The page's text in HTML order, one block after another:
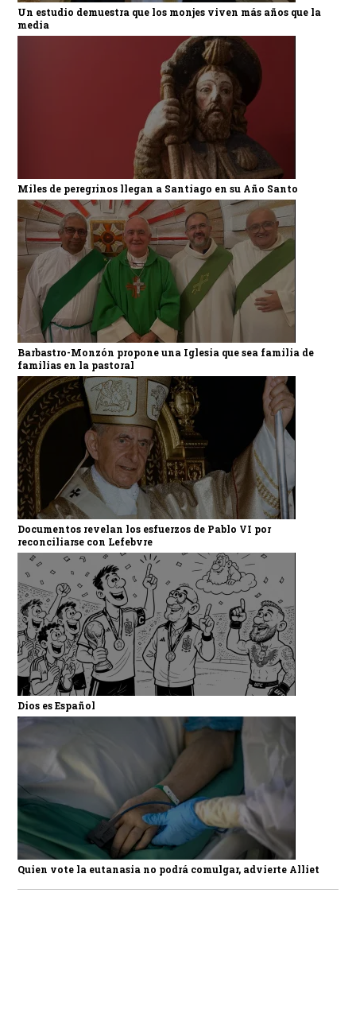
Un estudio demuestra que los monjes viven más años que la
media
Miles de peregrinos llegan a Santiago en su Año Santo
Barbastro-Monzón propone una Iglesia que sea familia de
familias en la pastoral
Documentos revelan los esfuerzos de Pablo VI por
reconciliarse con Lefebvre
Dios es Español
Quien vote la eutanasia no podrá comulgar, advierte Alliet